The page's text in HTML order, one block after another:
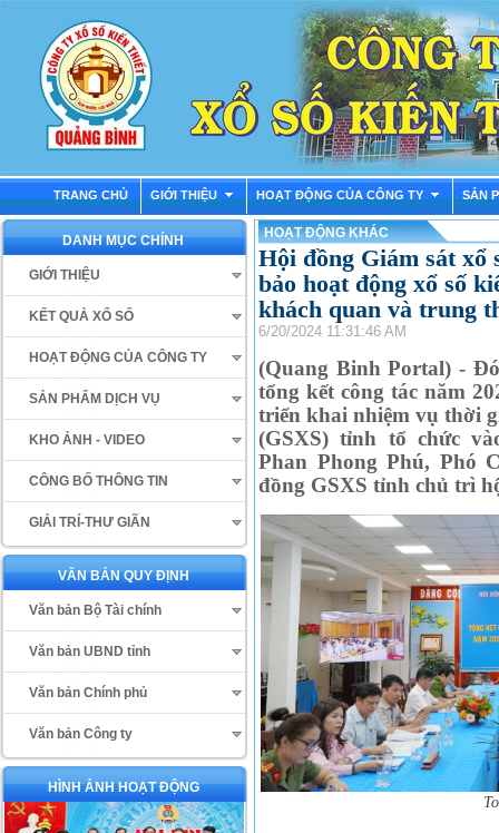
TRANG CHỦ GIỚI THIỆU HOẠT ĐỘNG CỦA CÔNG TY SẢN
DANH MỤC CHÍNH
GIỚI THIỆU
KẾT QUẢ XỔ SỐ
HOẠT ĐỘNG CỦA CÔNG TY
SẢN PHẨM DỊCH VỤ
KHO ẢNH - VIDEO
CÔNG BỐ THÔNG TIN
GIẢI TRÍ-THƯ GIÃN
VĂN BẢN QUY ĐỊNH
Văn bản Bộ Tài chính
Văn bản UBND tỉnh
Văn bản Chính phủ
Văn bản Công ty
HÌNH ẢNH HOẠT ĐỘNG
HOẠT ĐỘNG KHÁC
Hội đồng Giám sát xổ
bảo hoạt động xổ số
khách quan và trung
6/20/2024 11:31:46 AM
(Quang Binh Portal) -
tổng kết công tác năm
triển khai nhiệm vụ thời
(GSXS) tỉnh tổ chức
Phan Phong Phú, Phó
đồng GSXS tỉnh chủ trì